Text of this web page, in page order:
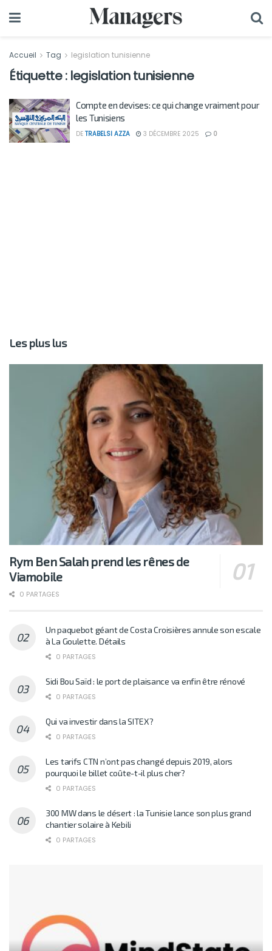
Accueil Tag legislation tunisienne
Étiquette : legislation tunisienne
Compte en devises: ce qui change vraiment pour
les Tunisiens
DE TRABELSI AZZA 3 DÉCEMBRE 2025 0
Les plus lus
Rym Ben Salah prend les rênes de
Viamobile
0 PARTAGES
Un paquebot géant de Costa Croisières annule son escale
à La Goulette. Détails
0 PARTAGES
Sidi Bou Saïd : le port de plaisance va enfin être rénové
0 PARTAGES
Qui va investir dans la SITEX?
0 PARTAGES
Les tarifs CTN n’ont pas changé depuis 2019, alors
pourquoi le billet coûte-t-il plus cher?
0 PARTAGES
300 MW dans le désert : la Tunisie lance son plus grand
chantier solaire à Kebili
0 PARTAGES